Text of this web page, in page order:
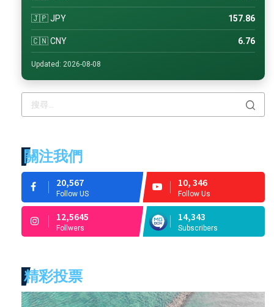
🇯🇵 JPY 157.86
🇨🇳 CNY 6.76
Updated: 2026-08-08
關注我們
20,567
Follow US
10, 346
Follow Us
12,5645
Follwers
14,343
Subscribers
精彩投票